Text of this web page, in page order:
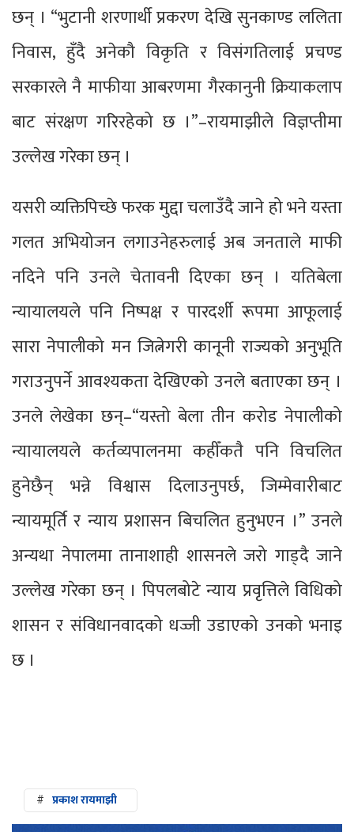
छन् । “भुटानी शरणार्थी प्रकरण देखि सुनकाण्ड ललिता
निवास, हुँदै अनेकौ विकृति र विसंगतिलाई प्रचण्ड
सरकारले नै माफीया आबरणमा गैरकानुनी क्रियाकलाप
बाट संरक्षण गरिरहेको छ ।”–रायमाझीले विज्ञप्तीमा
उल्लेख गरेका छन् ।
यसरी व्यक्तिपिच्छे फरक मुद्दा चलाउँदै जाने हो भने यस्ता
गलत अभियोजन लगाउनेहरुलाई अब जनताले माफी
नदिने पनि उनले चेतावनी दिएका छन् । यतिबेला
न्यायालयले पनि निष्पक्ष र पारदर्शी रूपमा आफूलाई
सारा नेपालीको मन जित्नेगरी कानूनी राज्यको अनुभूति
गराउनुपर्ने आवश्यकता देखिएको उनले बताएका छन् ।
उनले लेखेका छन्–“यस्तो बेला तीन करोड नेपालीको
न्यायालयले कर्तव्यपालनमा कहीँकतै पनि विचलित
हुनेछैन् भन्ने विश्वास दिलाउनुपर्छ, जिम्मेवारीबाट
न्यायमूर्ति र न्याय प्रशासन बिचलित हुनुभएन ।” उनले
अन्यथा नेपालमा तानाशाही शासनले जरो गाड्दै जाने
उल्लेख गरेका छन् । पिपलबोटे न्याय प्रवृत्तिले विधिको
शासन र संविधानवादको धज्जी उडाएको उनको भनाइ
छ ।
# प्रकाश रायमाझी